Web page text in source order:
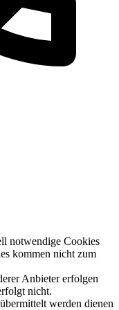
notwendige Cookies
kommen nicht zum
Anbieter erfolgen
nicht.
werden dienen